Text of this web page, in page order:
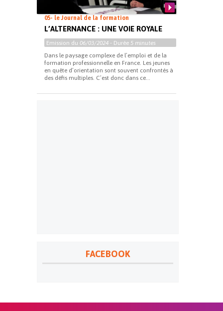
05- le Journal de la formation
L’ALTERNANCE : UNE VOIE ROYALE
Emission du 06/03/2024 - Durée 5 minutes
Dans le paysage complexe de l’emploi et de la
formation professionnelle en France. Les jeunes
en quête d’orientation sont souvent confrontés à
des défis multiples. C’est donc dans ce...
FACEBOOK